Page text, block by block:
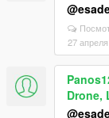
27
Drone,